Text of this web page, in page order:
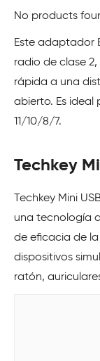
No products
Este adaptador
radio de clase
rápida a una
abierto. Es ideal
11/10/8/7.
Techkey
Techkey Mini
una tecnología
de eficacia de
dispositivos
ratón,